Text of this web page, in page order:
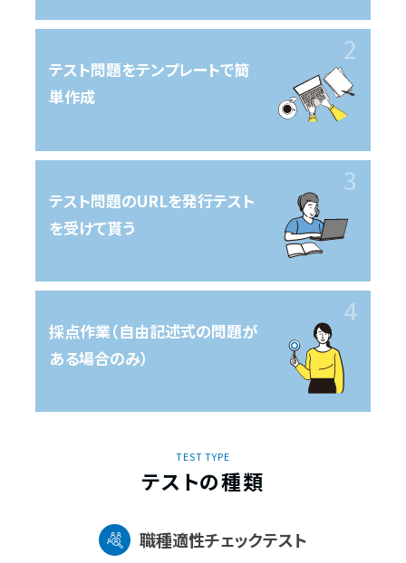
テスト問題をテンプレートで簡
単作成
テスト問題のURLを発行テスト
を受けて貰う
採点作業（自由記述式の問題が
ある場合のみ）
TEST TYPE
テストの種類
職種適性チェックテスト